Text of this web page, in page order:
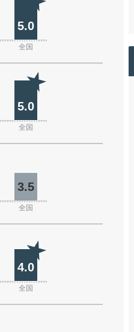
5.0
全国
5.0
全国
3.5
全国
4.0
全国